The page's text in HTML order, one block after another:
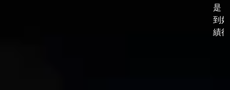
是
到
績